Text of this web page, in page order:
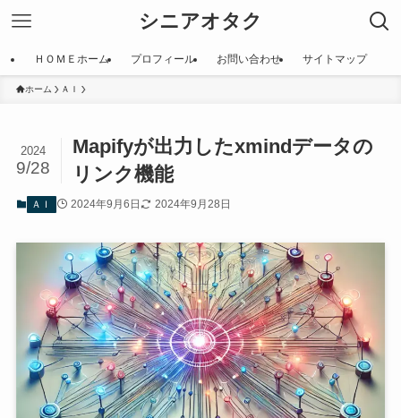
シニアオタク
ＨＯＭＥホーム プロフィール お問い合わせ サイトマップ
ホーム ＡＩ
Mapifyが出力したxmindデータの
リンク機能
2024
9/28
ＡＩ 2024年9月6日 2024年9月28日